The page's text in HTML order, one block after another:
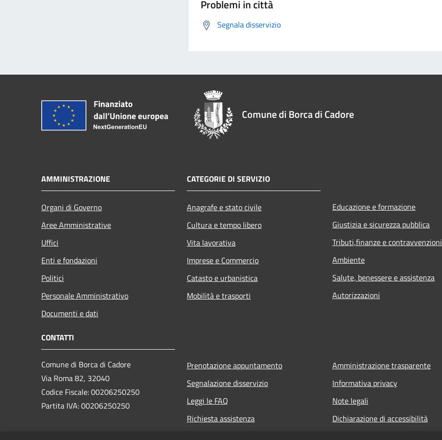
Problemi in città
Segnala disservizio
Comune di Borca di Cadore
AMMINISTRAZIONE
Organi di Governo
Aree Amministrative
Uffici
Enti e fondazioni
Politici
Personale Amministrativo
Documenti e dati
CATEGORIE DI SERVIZIO
Anagrafe e stato civile
Cultura e tempo libero
Vita lavorativa
Imprese e Commercio
Catasto e urbanistica
Mobilità e trasporti
Educazione e formazione
Giustizia e sicurezza pubblica
Tributi,finanze e contravvenzioni
Ambiente
Salute, benessere e assistenza
Autorizzazioni
CONTATTI
Comune di Borca di Cadore
Via Roma 82, 32040
Codice Fiscale: 00206250250
Partita IVA: 00206250250
Prenotazione appuntamento
Segnalazione disservizio
Leggi le FAQ
Richiesta assistenza
Amministrazione trasparente
Informativa privacy
Note legali
Dichiarazione di accessibilità